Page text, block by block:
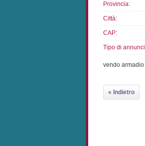
Provincia:
Città:
CAP:
Tipo di
vendo
« Indietro